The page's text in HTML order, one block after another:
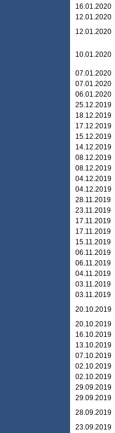
16.01.2020
12.01.2020
12.01.2020
10.01.2020
07.01.2020
07.01.2020
06.01.2020
25.12.2019
18.12.2019
17.12.2019
15.12.2019
14.12.2019
08.12.2019
08.12.2019
04.12.2019
04.12.2019
28.11.2019
23.11.2019
17.11.2019
17.11.2019
15.11.2019
06.11.2019
06.11.2019
04.11.2019
03.11.2019
03.11.2019
20.10.2019
20.10.2019
16.10.2019
13.10.2019
07.10.2019
02.10.2019
02.10.2019
29.09.2019
29.09.2019
28.09.2019
23.09.2019